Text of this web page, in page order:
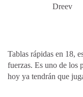
Dreev
Tablas rápidas en 18,
fuerzas. Es uno de los
hoy ya tendrán que